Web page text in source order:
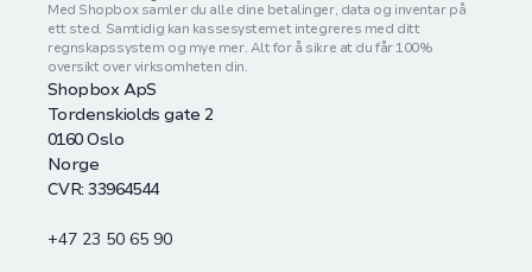
Med Shopbox samler du alle dine betalinger, data og inventar på
ett sted. Samtidig kan kassesystemet integreres med ditt
regnskapssystem og mye mer. Alt for å sikre at du får 100%
oversikt over virksomheten din.
Shopbox ApS
Tordenskiolds gate 2
0160 Oslo
Norge
CVR: 33964544
+47 23 50 65 90